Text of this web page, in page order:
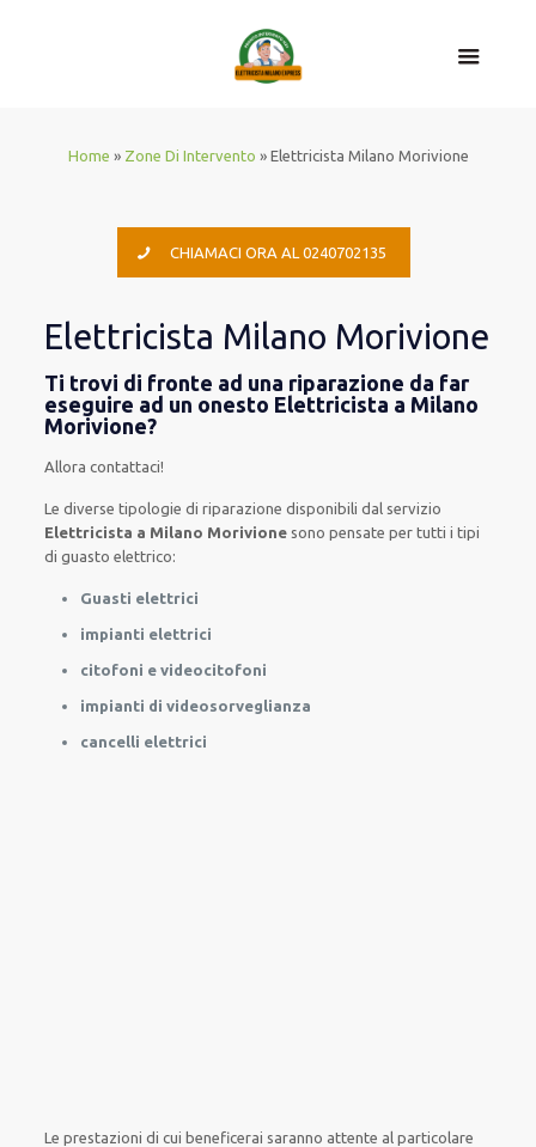
Home » Zone Di Intervento » Elettricista Milano Morivione
CHIAMACI ORA AL 0240702135
Elettricista Milano Morivione
Ti trovi di fronte ad una riparazione da far
eseguire ad un onesto Elettricista a Milano
Morivione?
Allora contattaci!
Lediverse tipologie diriparazione disponibili dal servizio
Elettricista a Milano Morivione sonopensate pertutti i tipi
di guasto elettrico:
Guasti elettrici
impianti elettrici
citofoni e videocitofoni
impianti di videosorveglianza
cancelli elettrici
Le prestazioni di cui beneficerai saranno attente al particolare